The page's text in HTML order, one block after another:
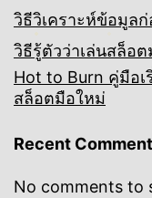
วิธีวิเคราะห์ข้อมูล
วิธีรู้ตัวว่าเล่นสล็อ
Hot to Burn คู่มือ
สล็อตมือใหม่
Recent
No comments to